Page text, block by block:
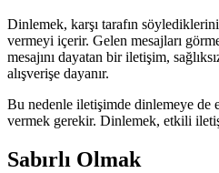
Dinlemek, karşı tarafın
vermeyi içerir. Gelen mesajları
mesajını dayatan bir iletişim,
alışverişe dayanır.
Bu nedenle iletişimde dinlemeye de
vermek gerekir. Dinlemek, etkili
Sabırlı Olmak